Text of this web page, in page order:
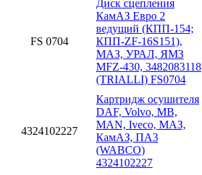
FS 0704
Диск сцепления
КамАЗ Евро 2
ведущий (КПП-154;
КПП-ZF-16S151),
МАЗ, УРАЛ, ЯМЗ
MFZ-430, 3482083118
(TRIALLI) FS0704
4324102227
Картридж осушителя
DAF, Volvo, MB,
MAN, Iveco, МАЗ,
КамАЗ, ПА3
(WABCO)
4324102227